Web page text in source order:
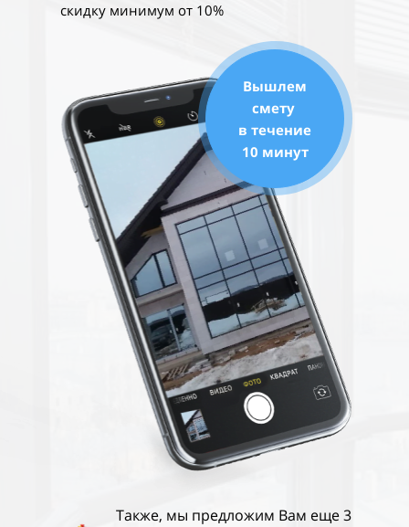
Также, мы предложим Вам еще 3
Вышлем
смету
в течение
10 минут
скидку минимум от 10%